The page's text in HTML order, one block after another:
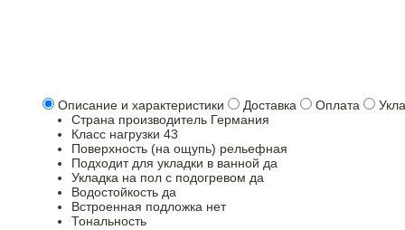
Описание и характеристики Доставка Оплата
Страна производитель Германия
Класс нагрузки 43
Поверхность (на ощупь) рельефная
Подходит для укладки в ванной да
Укладка на пол c подогревом да
Водостойкость да
Встроенная подложка нет
Тональность